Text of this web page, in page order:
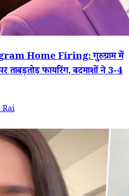
Home Firing: गुरुग्राम में
ताबड़तोड़ फायरिंग, बदमाशों ने 3-4
Rai